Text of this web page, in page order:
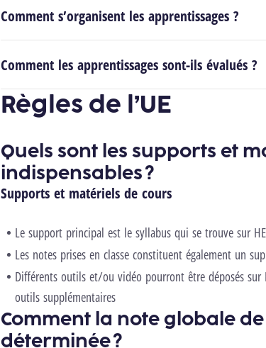
Comment s’organisent les apprentissages ?
Comment les apprentissages sont-ils évalués ?
Règles de l’UE
Quels sont les supports et
indispensables ?
Supports et matériels de cours
Le support principal est le syllabus qui se trouve sur
Les notes prises en classe constituent également un
Différents outils et/ou vidéo pourront être déposés sur
outils supplémentaires
Comment la note globale de
déterminée ?